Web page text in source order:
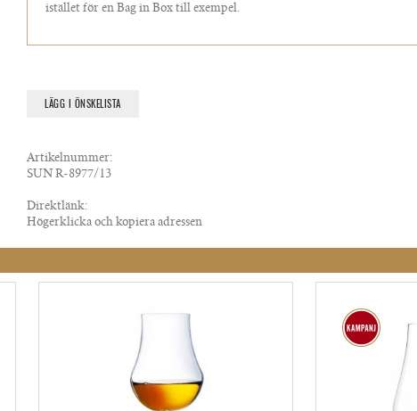
istället för en Bag in Box till exempel.
LÄGG I ÖNSKELISTA
Artikelnummer:
SUN R-8977/13
Direktlänk:
Högerklicka och kopiera adressen